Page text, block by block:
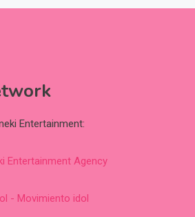
Entertainment:
Entertainment Agency
- Movimiento idol